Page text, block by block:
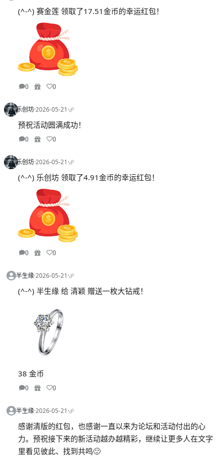
(^-^) 赛金莲 领取了17.51金币的幸运红包！
0 0
乐创坊·2026-05-21·
预祝活动圆满成功！
0 0
乐创坊·2026-05-21·
(^-^) 乐创坊 领取了4.91金币的幸运红包！
0 0
半生缘·2026-05-21·
(^-^) 半生缘 给 清颖 赠送一枚大钻戒！
38 金币
0 0
半生缘·2026-05-21·
感谢清版的红包，也感谢一直以来为论坛和活动付出的心
力。预祝接下来的新活动越办越精彩，继续让更多人在文字
里看见彼此、找到共鸣🙂